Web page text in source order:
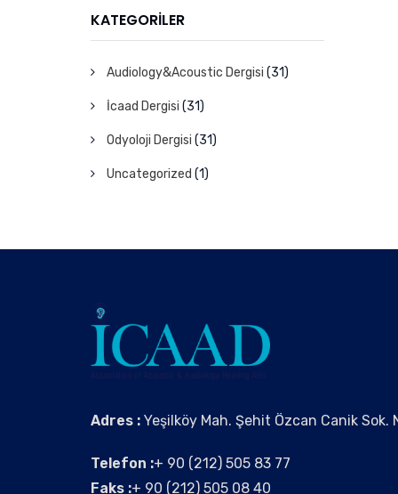
KATEGORILER
Audiology&Acoustic Dergisi (31)
İcaad Dergisi (31)
Odyoloji Dergisi (31)
Uncategorized (1)
Adres : Yeşilköy Mah. Şehit Özcan Canik
Telefon :+ 90 (212) 505 83 77
Faks :+ 90 (212) 505 08 40